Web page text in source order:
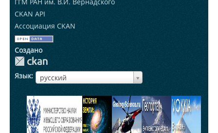
ГГМ РАН им. В.И. Вернадского
CKAN API
Ассоциация CKAN
Создано
Язык русский
ЯзыкЯзык